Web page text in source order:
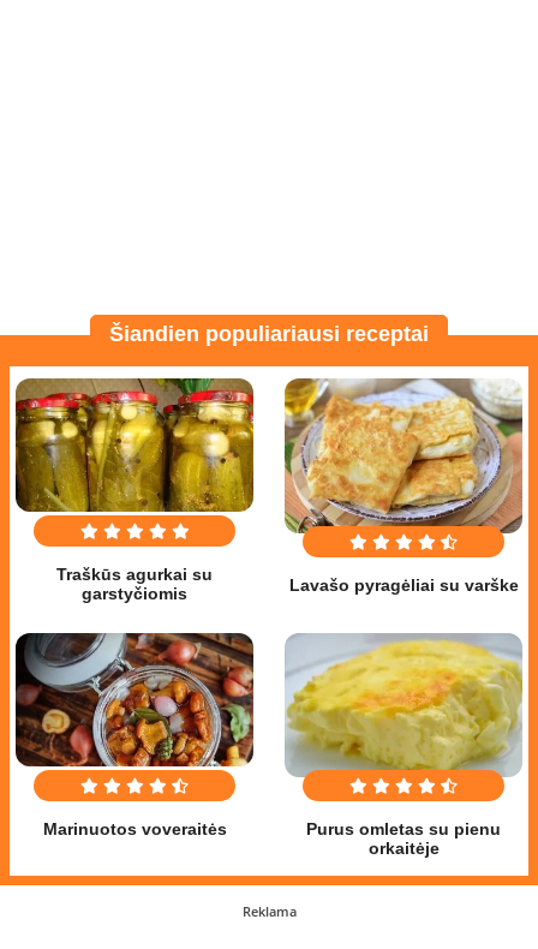
Šiandien populiariausi receptai
Traškūs agurkai su
garstyčiomis
Lavašo pyragėliai su varške
Marinuotos voveraitės
Purus omletas su pienu
orkaitėje
Reklama